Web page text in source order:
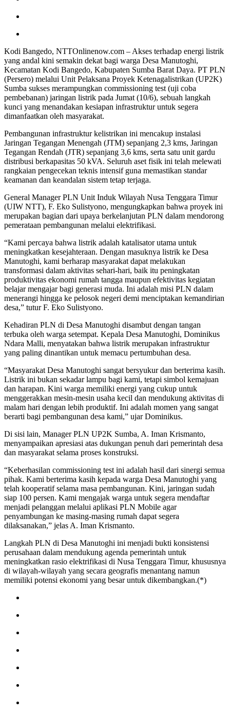
Kodi Bangedo, NTTOnlinenow.com – Akses terhadap energi listrik
yang andal kini semakin dekat bagi warga Desa Manutoghi,
Kecamatan Kodi Bangedo, Kabupaten Sumba Barat Daya. PT PLN
(Persero) melalui Unit Pelaksana Proyek Ketenagalistrikan (UP2K)
Sumba sukses merampungkan commissioning test (uji coba
pembebanan) jaringan listrik pada Jumat (10/6), sebuah langkah
kunci yang menandakan kesiapan infrastruktur untuk segera
dimanfaatkan oleh masyarakat.
Pembangunan infrastruktur kelistrikan ini mencakup instalasi
Jaringan Tegangan Menengah (JTM) sepanjang 2,3 kms, Jaringan
Tegangan Rendah (JTR) sepanjang 3,6 kms, serta satu unit gardu
distribusi berkapasitas 50 kVA. Seluruh aset fisik ini telah melewati
rangkaian pengecekan teknis intensif guna memastikan standar
keamanan dan keandalan sistem tetap terjaga.
General Manager PLN Unit Induk Wilayah Nusa Tenggara Timur
(UIW NTT), F. Eko Sulistyono, mengungkapkan bahwa proyek ini
merupakan bagian dari upaya berkelanjutan PLN dalam mendorong
pemerataan pembangunan melalui elektrifikasi.
“Kami percaya bahwa listrik adalah katalisator utama untuk
meningkatkan kesejahteraan. Dengan masuknya listrik ke Desa
Manutoghi, kami berharap masyarakat dapat melakukan
transformasi dalam aktivitas sehari-hari, baik itu peningkatan
produktivitas ekonomi rumah tangga maupun efektivitas kegiatan
belajar mengajar bagi generasi muda. Ini adalah misi PLN dalam
menerangi hingga ke pelosok negeri demi menciptakan kemandirian
desa,” tutur F. Eko Sulistyono.
Kehadiran PLN di Desa Manutoghi disambut dengan tangan
terbuka oleh warga setempat. Kepala Desa Manutoghi, Dominikus
Ndara Malli, menyatakan bahwa listrik merupakan infrastruktur
yang paling dinantikan untuk memacu pertumbuhan desa.
“Masyarakat Desa Manutoghi sangat bersyukur dan berterima kasih.
Listrik ini bukan sekadar lampu bagi kami, tetapi simbol kemajuan
dan harapan. Kini warga memiliki energi yang cukup untuk
menggerakkan mesin-mesin usaha kecil dan mendukung aktivitas di
malam hari dengan lebih produktif. Ini adalah momen yang sangat
berarti bagi pembangunan desa kami,” ujar Dominikus.
Di sisi lain, Manager PLN UP2K Sumba, A. Iman Krismanto,
menyampaikan apresiasi atas dukungan penuh dari pemerintah desa
dan masyarakat selama proses konstruksi.
“Keberhasilan commissioning test ini adalah hasil dari sinergi semua
pihak. Kami berterima kasih kepada warga Desa Manutoghi yang
telah kooperatif selama masa pembangunan. Kini, jaringan sudah
siap 100 persen. Kami mengajak warga untuk segera mendaftar
menjadi pelanggan melalui aplikasi PLN Mobile agar
penyambungan ke masing-masing rumah dapat segera
dilaksanakan,” jelas A. Iman Krismanto.
Langkah PLN di Desa Manutoghi ini menjadi bukti konsistensi
perusahaan dalam mendukung agenda pemerintah untuk
meningkatkan rasio elektrifikasi di Nusa Tenggara Timur, khususnya
di wilayah-wilayah yang secara geografis menantang namun
memiliki potensi ekonomi yang besar untuk dikembangkan.(*)